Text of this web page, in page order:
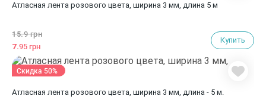
Атласная лента розового цвета, ширина 3 мм, длина 5 м
15.9 грн
7.95 грн
Купить
Атласная лента розового цвета, ширина 3 мм, длина - 5 м.
Скидка 50%